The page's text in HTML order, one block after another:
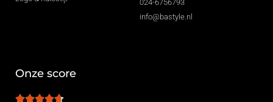
024-6756793
info@bastyle.nl
Onze score